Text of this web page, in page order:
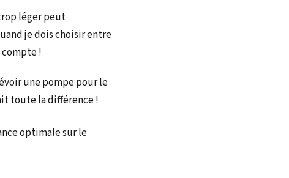
léger peut
je dois choisir entre
!
une pompe pour le
toute la différence !